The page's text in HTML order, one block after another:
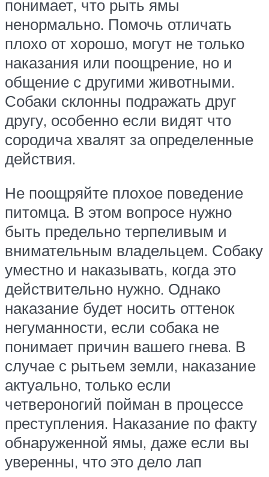
понимает, что рыть ямы
ненормально. Помочь отличать
плохо от хорошо, могут не только
наказания или поощрение, но и
общение с другими животными.
Собаки склонны подражать друг
другу, особенно если видят что
сородича хвалят за определенные
действия.
Не поощряйте плохое поведение
питомца. В этом вопросе нужно
быть предельно терпеливым и
внимательным владельцем. Собаку
уместно и наказывать, когда это
действительно нужно. Однако
наказание будет носить оттенок
негуманности, если собака не
понимает причин вашего гнева. В
случае с рытьем земли, наказание
актуально, только если
четвероногий пойман в процессе
преступления. Наказание по факту
обнаруженной ямы, даже если вы
уверенны, что это дело лап